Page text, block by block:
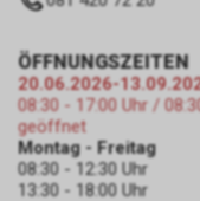
ÖFFNUNGSZEITEN
20.06.2026-
08:30 - 17:00 Uhr /
geöffnet
Montag - Freitag
08:30 - 12:30 Uhr
13:30 - 18:00 Uhr